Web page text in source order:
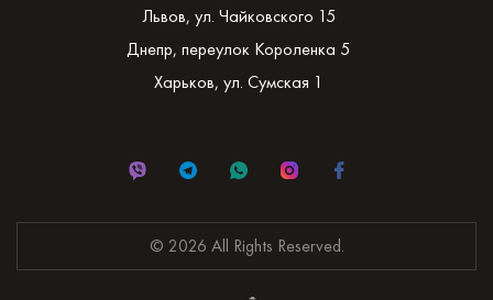
Львов, ул. Чайковского 15
Днепр, переулок Короленка 5
Харьков, ул. Сумская 1
© 2026 All Rights Reserved.